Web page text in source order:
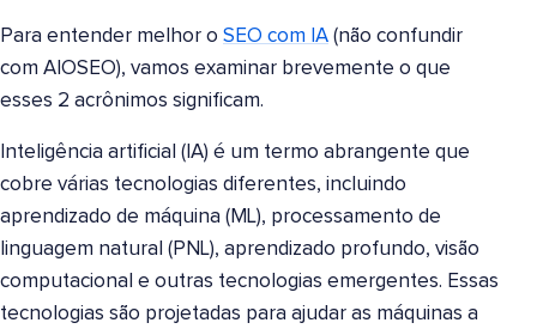
Para entender melhor o SEO com IA (não confundir
com AIOSEO), vamos examinar brevemente o que
esses 2 acrônimos significam.
Inteligência artificial (IA) é um termo abrangente que
cobre várias tecnologias diferentes, incluindo
aprendizado de máquina (ML), processamento de
linguagem natural (PNL), aprendizado profundo, visão
computacional e outras tecnologias emergentes. Essas
tecnologias são projetadas para ajudar as máquinas a